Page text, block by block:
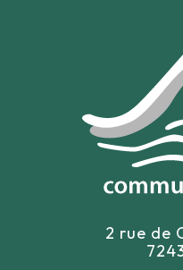
2 rue de